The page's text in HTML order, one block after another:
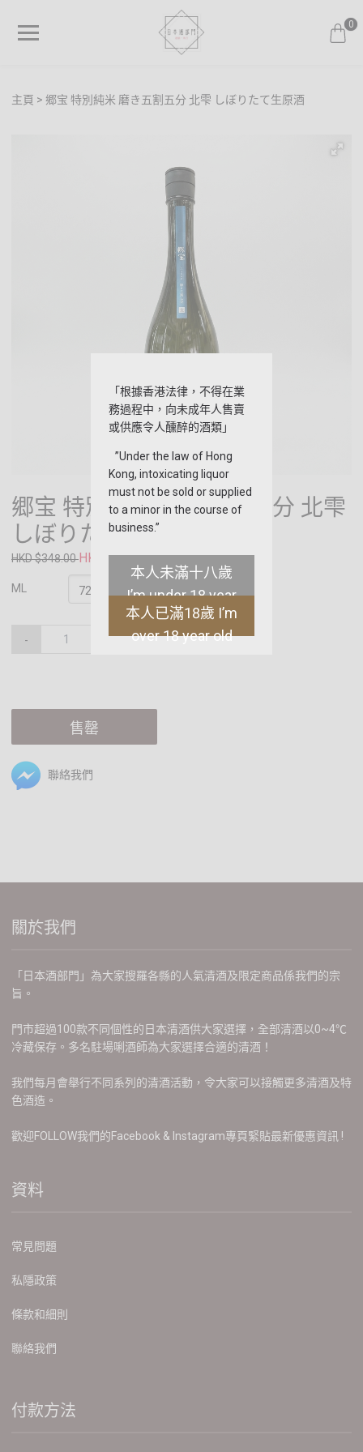
0
主頁 郷宝 特別純米 磨き五割五分 北雫 しぼりたて生原酒
郷宝 特別純米 磨き五割五分 北雫
しぼりたて生原酒
HKD $348.00HKD $328.00
ML
- +
售罄
聯絡我們
關於我們
「日本酒部門」為大家搜羅各縣的人氣清酒及限定商品係我們的宗
旨。
門市超過100款不同個性的日本清酒供大家選擇，全部清酒以0~4℃
冷藏保存。多名駐場唎酒師為大家選擇合適的清酒！
我們每月會舉行不同系列的清酒活動，令大家可以接觸更多清酒及特
色酒造。
歡迎FOLLOW我們的Facebook & Instagram專頁緊貼最新優惠資訊 !
資料
常見問題
私隱政策
條款和細則
聯絡我們
付款方法
「根據香港法律，不得在業
務過程中，向未成年人售賣
或供應令人醺醉的酒類」
”Under the law of Hong
Kong, intoxicating liquor
must not be sold or supplied
to a minor in the course of
business.”
本人未滿十八歲
I’m under 18 year
old
本人已滿18歲 I’m
over 18 year old